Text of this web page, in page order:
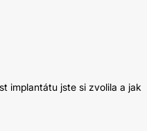
implantátu jste si zvolila a jak